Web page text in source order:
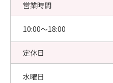
営業時間
10:00〜18:00
定休日
水曜日